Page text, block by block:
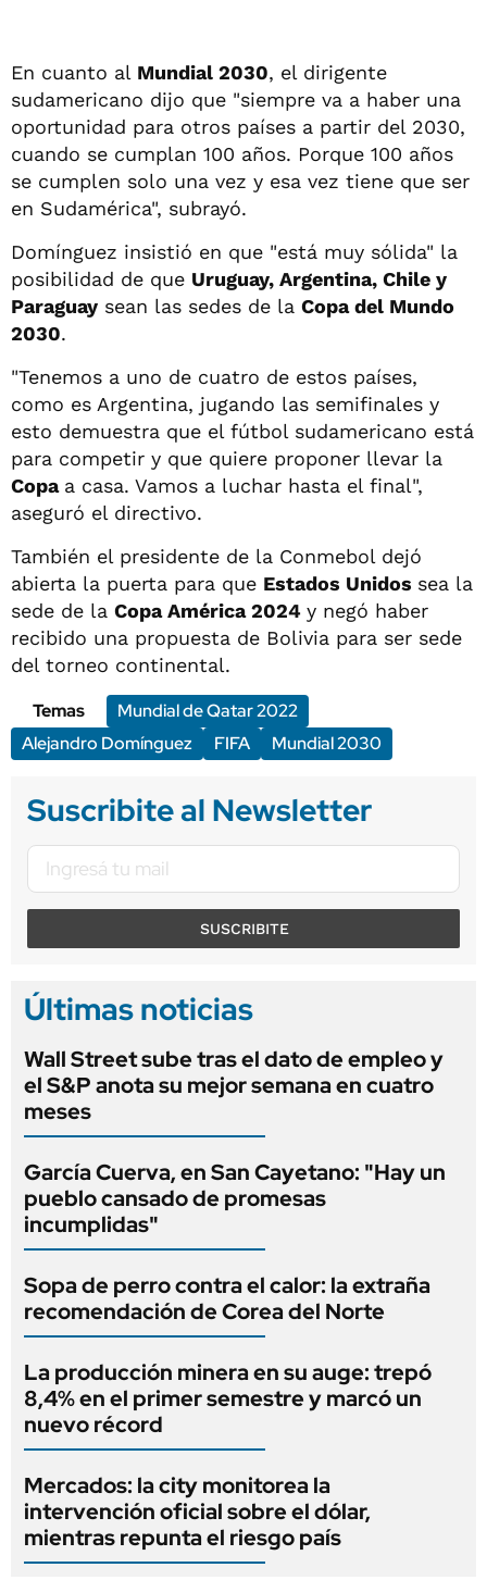
En cuanto al Mundial 2030, el dirigente
sudamericano dijo que "siempre va a haber una
oportunidad para otros países a partir del 2030,
cuando se cumplan 100 años. Porque 100 años
se cumplen solo una vez y esa vez tiene que ser
en Sudamérica", subrayó.
Domínguez insistió en que "está muy sólida" la
posibilidad de que Uruguay, Argentina, Chile y
Paraguay sean las sedes de la Copa del Mundo
2030.
"Tenemos a uno de cuatro de estos países,
como es Argentina, jugando las semifinales y
esto demuestra que el fútbol sudamericano está
para competir y que quiere proponer llevar la
Copa a casa. Vamos a luchar hasta el final",
aseguró el directivo.
También el presidente de la Conmebol dejó
abierta la puerta para que Estados Unidos sea la
sede de la Copa América 2024 y negó haber
recibido una propuesta de Bolivia para ser sede
del torneo continental.
Temas
Mundial de Qatar 2022
Alejandro Domínguez
FIFA Mundial 2030
Suscribite al Newsletter
SUSCRIBITE
Últimas noticias
Wall Street sube tras el dato de empleo y
el S&P anota su mejor semana en cuatro
meses
García Cuerva, en San Cayetano: "Hay un
pueblo cansado de promesas
incumplidas"
Sopa de perro contra el calor: la extraña
recomendación de Corea del Norte
La producción minera en su auge: trepó
8,4% en el primer semestre y marcó un
nuevo récord
Mercados: la city monitorea la
intervención oficial sobre el dólar,
mientras repunta el riesgo país